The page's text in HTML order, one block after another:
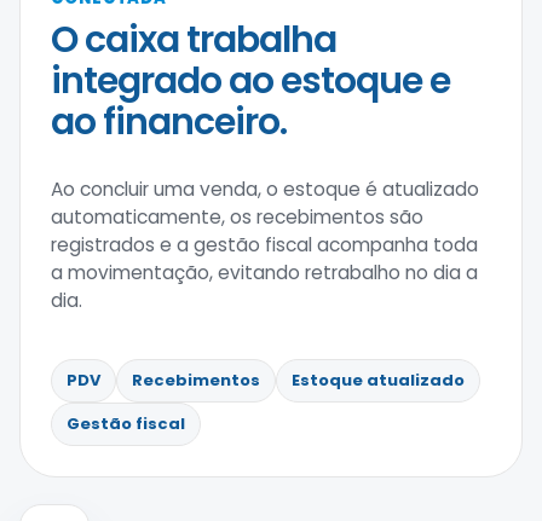
O caixa trabalha
integrado ao estoque e
ao financeiro.
Ao concluir uma venda, o estoque é atualizado
automaticamente, os recebimentos são
registrados e a gestão fiscal acompanha toda
a movimentação, evitando retrabalho no dia a
dia.
PDV Recebimentos
Estoque atualizado
Gestão fiscal